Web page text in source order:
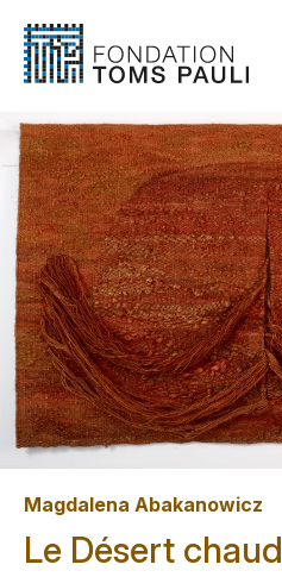
Magdalena Abakanowicz
Le Désert chaud